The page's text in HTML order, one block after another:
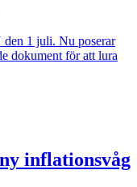
1 juli. Nu poserar
dokument för att lura
inflationsvåg